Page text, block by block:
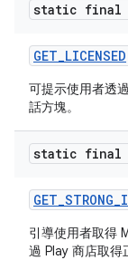
static final
GET_LICENSED
可提示使用者透
話方塊。
static final
引導使用者取得
過 Play 商店取得